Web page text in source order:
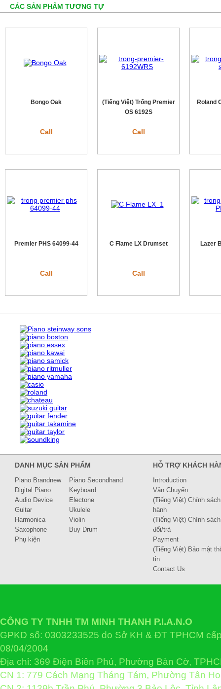
CÁC SẢN PHẨM TƯƠNG TỰ
Bongo Oak
Call
(Tiếng Việt) Trống Premier
OS 6192S
Call
Roland
Premier PHS 64099-44
Call
C Flame LX Drumset
Call
Lazer
DANH MỤC SẢN PHẨM
Piano Brandnew
Piano Secondhand
Digital Piano
Keyboard
Audio Device
Electone
Guitar
Ukulele
Harmonica
Violin
Saxophone
Buy Drum
Phụ kiện
HỖ TRỢ KHÁCH
Introduction
Vận Chuyển
(Tiếng Việt) Chính
hành
(Tiếng Việt) Chính sách
đổi/trả
Payment
(Tiếng Việt) Bảo mật
tin
Contact Us
CÔNG TY TNHH TM MINH THANH P.I.A.N.O
GPKD số: 0303233525 do Sở KH & ĐT TPHCM
08/04/2004
Địa chỉ: 369 Điện Biên Phủ, Phường Bàn Cờ,
CN 1: 779 Cách Mạng Tháng Tám, Phường Tân